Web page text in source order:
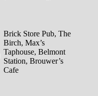
Brick Store Pub, The
Birch, Max’s
Taphouse, Belmont
Station, Brouwer’s
Cafe